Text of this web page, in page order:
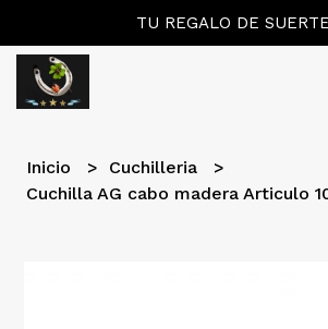
TU REGALO DE
Inicio
Cuchilleria
Cuchilla AG cabo madera Articulo